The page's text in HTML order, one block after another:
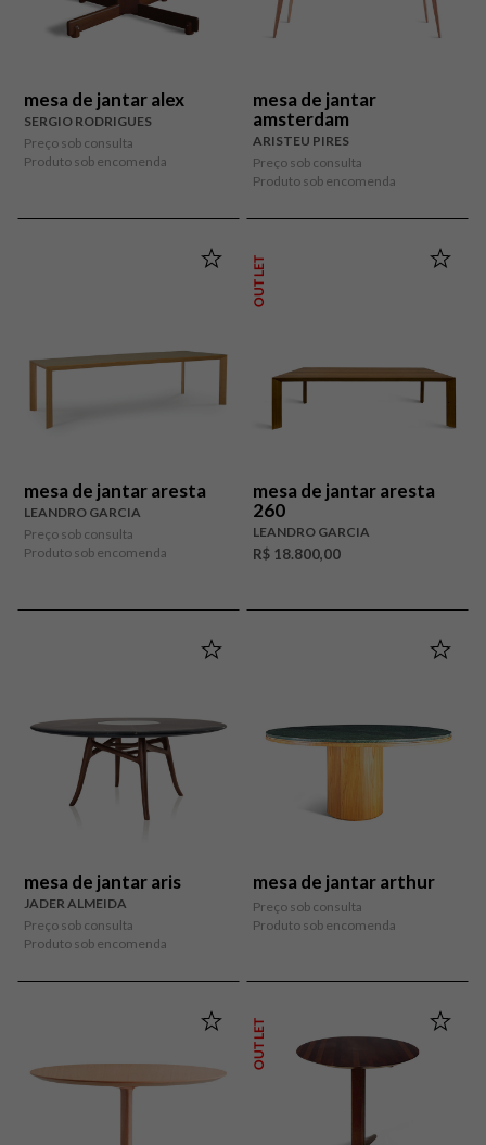
mesa de jantar alex
SERGIO RODRIGUES
Preço sob consulta
Produto sob encomenda
mesa de jantar
amsterdam
ARISTEU PIRES
Preço sob consulta
Produto sob encomenda
mesa de jantar aresta
LEANDRO GARCIA
Preço sob consulta
Produto sob encomenda
OUTLET
mesa de jantar aresta
260
LEANDRO GARCIA
R$ 18.800,00
mesa de jantar aris
JADER ALMEIDA
Preço sob consulta
Produto sob encomenda
mesa de jantar arthur
Preço sob consulta
Produto sob encomenda
OUTLET